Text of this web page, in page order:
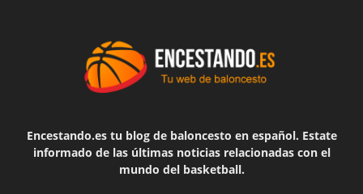
Encestando.es tu blog de baloncesto en español. Estate
informado de las últimas noticias relacionadas con el
mundo del basketball.